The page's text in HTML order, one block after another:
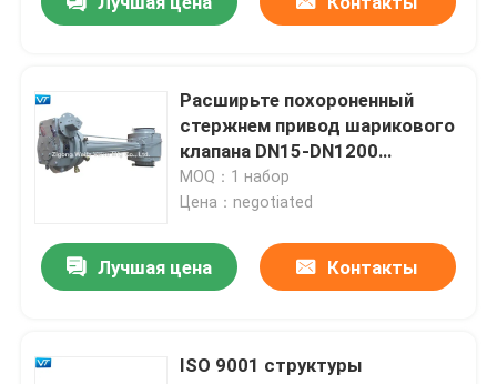
Полностью сваренный шариковый клапан
Шариковый клапан установленный Trunnion
электрический шариковый клапан
Шариковый клапан уплотнения металла
Расширьте похороненный
стержнем привод шарикового
клапана DN15-DN1200
гидравлический
пневматический
MOQ：1 набор
Цена：negotiated
Лучшая цена Контакты
ISO 9001 структуры